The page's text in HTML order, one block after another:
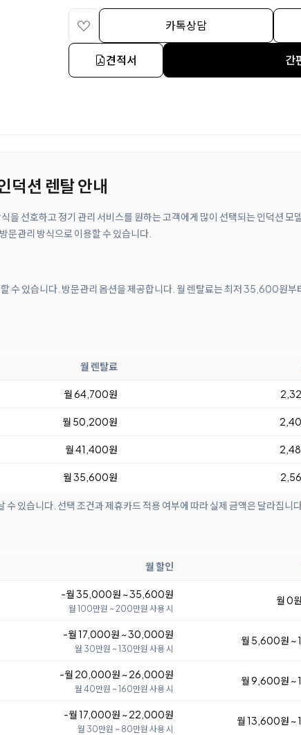
카톡상담
견적서 간
덕션 렌탈 안내
선호하고 정기 관리 서비스를 원하는 고객에게 많이 선택되는 인덕션 모
문관리 방식으로 이용할 수 있습니다.
수 있습니다. 방문관리 옵션을 제공합니다. 월 렌탈료는 최저 35,600원부
월 렌탈료
월 64,700원
월 50,200원
월 41,400원
월 35,600원
있습니다. 선택 조건과 제휴카드 적용 여부에 따라 실제 금액은 달라집니
월 할인
-월 35,000원 ~ 35,600원
월 100만원 ~ 200만원 사용 시
월 0
-월 17,000원 ~ 30,000원
월 30만원 ~ 130만원 사용 시
월 5,600원 ~
-월 20,000원 ~ 26,000원
월 40만원 ~ 160만원 사용 시
월 9,600원 ~
-월 17,000원 ~ 22,000원
월 30만원 ~ 80만원 사용 시
월 13,600원 ~